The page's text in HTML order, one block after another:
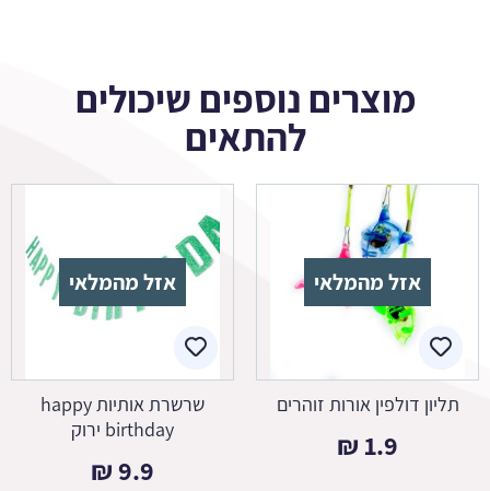
מוצרים נוספים שיכולים
להתאים
אזל מהמלאי
תליון דולפין אורות זוהרים
1.9
₪
אזל מהמלאי
שרשרת אותיות happy
birthday ירוק
9.9
₪